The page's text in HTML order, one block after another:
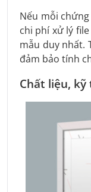
Nếu mỗi
chi phí xử lý
mẫu duy nhất.
đảm bảo tính
Chất liệu, kỹ